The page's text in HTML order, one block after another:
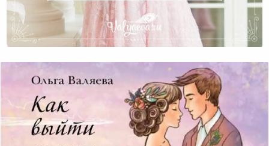
Путешествие К Женственности